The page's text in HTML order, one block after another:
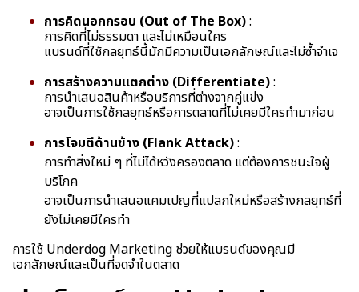
การคิดนอกกรอบ (Out of The Box):
การคิดที่ไม่ธรรมดา และไม่เหมือนใคร
แบรนด์ที่ใช้กลยุทธ์นี้มักมีความเป็นเอกลักษณ์และไม่ซ้ำจำเจ
การสร้างความแตกต่าง (Differentiate):
การนำเสนอสินค้าหรือบริการที่ต่างจากคู่แข่ง
อาจเป็นการใช้กลยุทธ์หรือการตลาดที่ไม่เคยมีใครทำมาก่อน
การโจมตีด้านข้าง (Flank Attack):
การทำสิ่งใหม่ ๆ ที่ไม่ได้หวังครองตลาด แต่ต้องการชนะใจผู้
บริโภค
อาจเป็นการนำเสนอแคมเปญที่แปลกใหม่หรือสร้างกลยุทธ์ที่
ยังไม่เคยมีใครทำ
การใช้ Underdog Marketing ช่วยให้แบรนด์ของคุณมี
เอกลักษณ์และเป็นที่จดจำในตลาด